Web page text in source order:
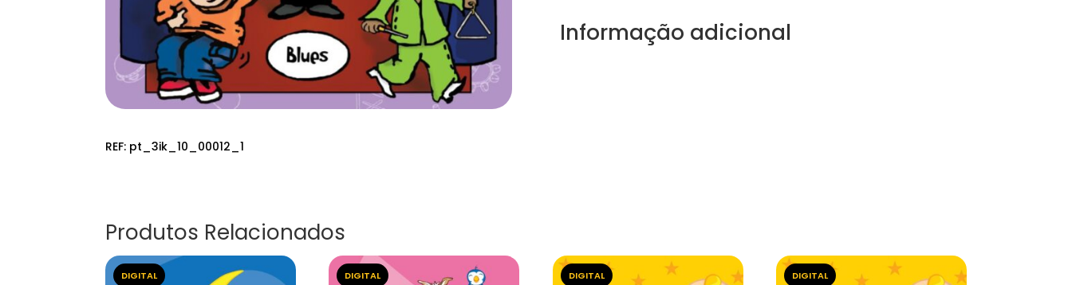
REF: pt_3ik_10_00012_1
Informação adicional
Produtos Relacionados
DIGITAL DIGITAL DIGITAL DIGITAL